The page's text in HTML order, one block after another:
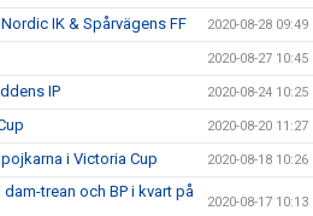
IK & Spårvägens FF 2020-08-28 09:49
2020-08-27 10:45
IP 2020-08-24 10:25
2020-08-20 11:27
i Victoria Cup 2020-08-18 10:26
trean och BP i kvart på
2020-08-17 10:13